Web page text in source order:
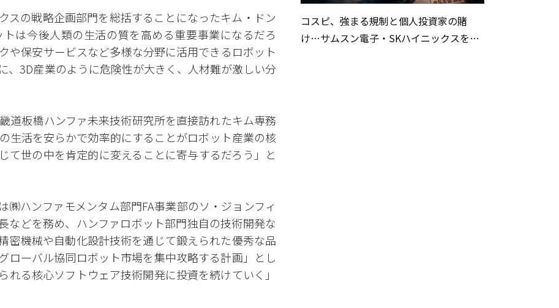
スの戦略企画部門を総括することになったキム・ドン
は今後人類の生活の質を高める重要事業になるだろ
や保安サービスなど多様な分野に活用できるロボット
、3D産業のように危険性が大きく、人材難が激しい分
道板橋ハンファ未来技術研究所を直接訪れたキム専務
生活を安らかで効率的にすることがロボット産業の核
て世の中を肯定的に変えることに寄与するだろう」と
㈱ハンファモメンタム部門FA事業部のソ・ジョンフィ
などを務め、ハンファロボット部門独自の技術開発な
密機械や自動化設計技術を通じて鍛えられた優秀な品
ローバル協同ロボット市場を集中攻略する計画」とし
れる核心ソフトウェア技術開発に投資を続けていく」
コスピ、強まる規制と個人投資家の賭
け…サムスン電子・SKハイニックスを巡